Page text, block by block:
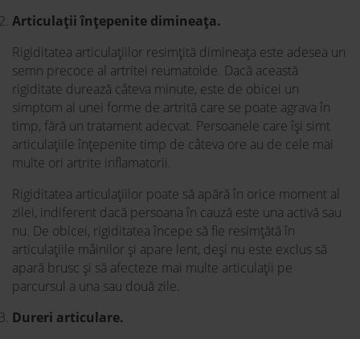
Articulații înțepenite dimineața.
Rigiditatea articulațiilor resimțită dimineața este adesea un
semn precoce al artritei reumatoide. Dacă această
rigiditate durează câteva minute, este de obicei un
simptom al unei forme de artrită care se poate agrava în
timp, fără un tratament adecvat. Persoanele care își simt
articulațiile înțepenite timp de câteva ore au de cele mai
multe ori artrite inflamatorii.
Rigiditatea articulațiilor poate să apără în orice moment al
zilei, indiferent dacă persoana în cauză este una activă sau
nu. De obicei, rigiditatea începe să fie resimțătă în
articulațiile mâinilor și apare lent, deși nu este exclus să
apară brusc și să afecteze mai multe articulații pe
parcursul a una sau două zile.
Dureri articulare.